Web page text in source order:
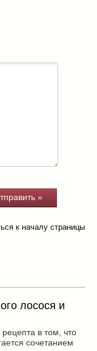
к началу страницы
лосося и
в том, что
сочетанием